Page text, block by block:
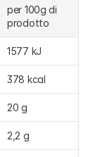
per 100g di
prodotto
1577 kJ
378 kcal
20 g
2,2 g